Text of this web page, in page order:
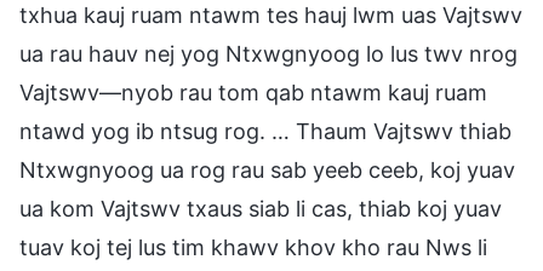
txhua kauj ruam ntawm tes hauj lwm uas Vajtswv
ua rau hauv nej yog Ntxwgnyoog lo lus twv nrog
Vajtswv—nyob rau tom qab ntawm kauj ruam
ntawd yog ib ntsug rog. … Thaum Vajtswv thiab
Ntxwgnyoog ua rog rau sab yeeb ceeb, koj yuav
ua kom Vajtswv txaus siab li cas, thiab koj yuav
tuav koj tej lus tim khawv khov kho rau Nws li